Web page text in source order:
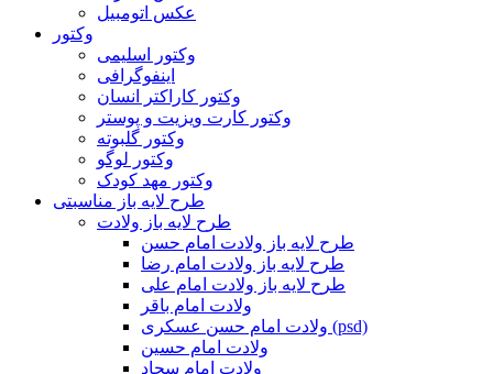
عکس اتومبیل
وکتور
وکتور اسلیمی
اینفوگرافی
وکتور کاراکتر انسان
وکتور کارت ویزیت و پوستر
وکتور گلبوته
وکتور لوگو
وکتور مهد کودک
طرح لایه باز مناسبتی
طرح لایه باز ولادت
طرح لایه باز ولادت امام حسن
طرح لایه باز ولادت امام رضا
طرح لایه باز ولادت امام علی
ولادت امام باقر
ولادت امام حسن عسکری (psd)
ولادت امام حسین
ولادت امام سجاد